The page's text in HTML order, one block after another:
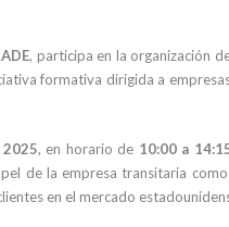
, participa en la organización
formativa dirigida a
, en horario de 10:00 a
de la empresa transitaria
en el mercado